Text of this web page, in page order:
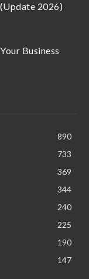
2026)
Business
890
733
369
344
240
225
190
147